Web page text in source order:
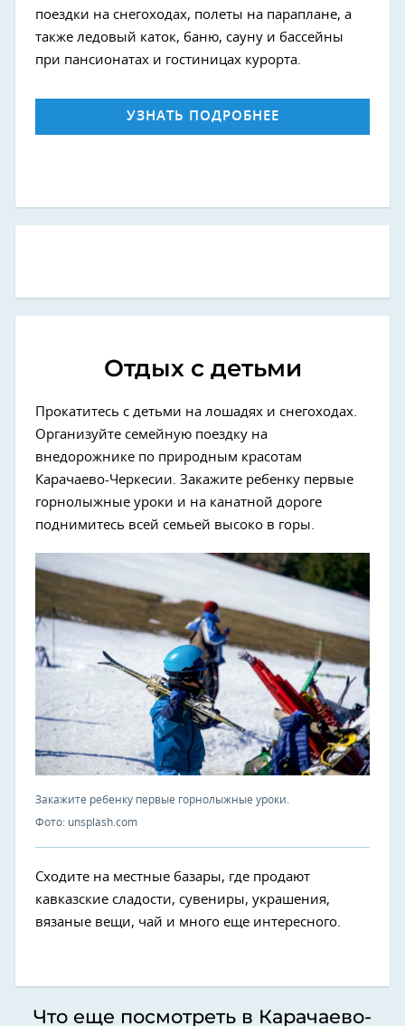
поездки на снегоходах, полеты на параплане, а
также ледовый каток, баню, сауну и бассейны
при пансионатах и гостиницах курорта.
УЗНАТЬ ПОДРОБНЕЕ
Отдых с детьми
Прокатитесь с детьми на лошадях и снегоходах.
Организуйте семейную поездку на
внедорожнике по природным красотам
Карачаево-Черкесии. Закажите ребенку первые
горнолыжные уроки и на канатной дороге
поднимитесь всей семьей высоко в горы.
Закажите ребенку первые горнолыжные уроки.
Фото: unsplash.com
Сходите на местные базары, где продают
кавказские сладости, сувениры, украшения,
вязаные вещи, чай и много еще интересного.
Что еще посмотреть в Карачаево-